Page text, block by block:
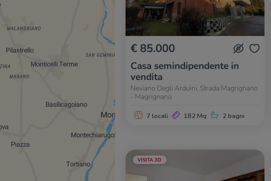
€ 85.000
Casa semindipendente in
vendita
Neviano Degli Arduini, Strada Magrignano
- Magrignano
7 locali 182 Mq 2 bagni
VISITA 3D